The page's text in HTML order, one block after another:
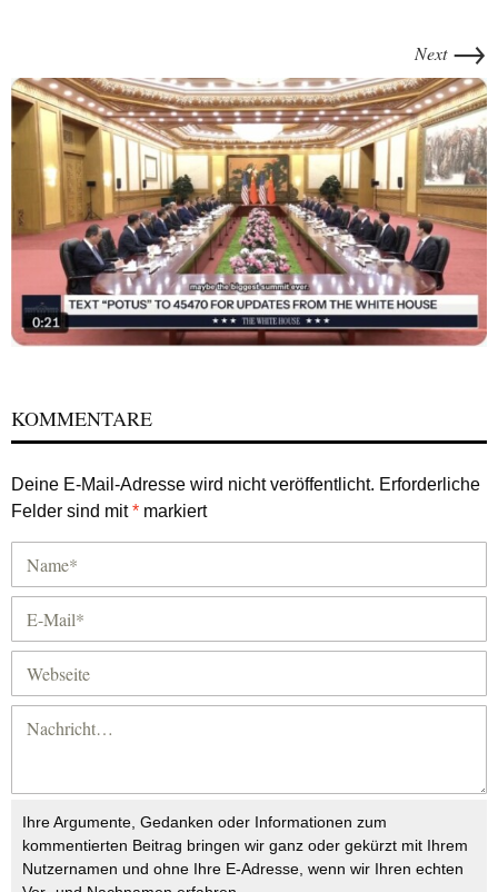
Next →
KOMMENTARE
Deine E-Mail-Adresse wird nicht veröffentlicht. Erforderliche
Felder sind mit* markiert
Ihre Argumente, Gedanken oder Informationen zum
kommentierten Beitrag bringen wir ganz oder gekürzt mit Ihrem
Nutzernamen und ohne Ihre E-Adresse, wenn wir Ihren echten